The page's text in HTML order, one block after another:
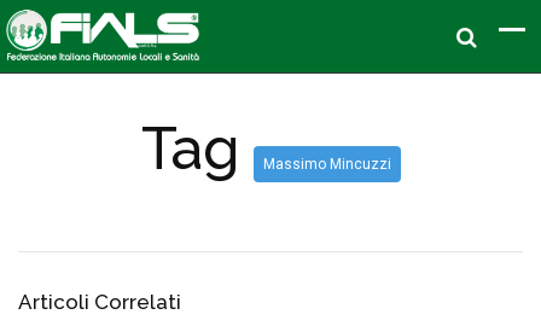
Tag Massimo Mincuzzi
Articoli Correlati